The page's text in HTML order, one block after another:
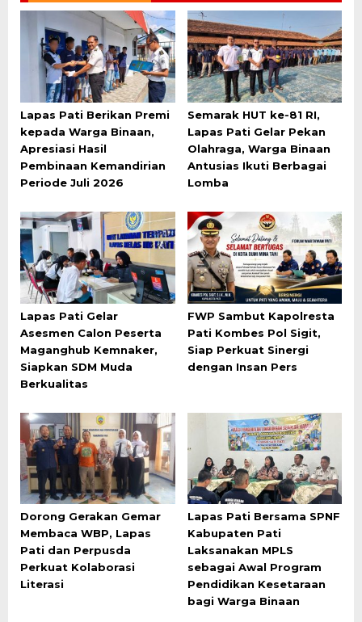
Lapas Pati Berikan Premi
kepada Warga Binaan,
Apresiasi Hasil
Pembinaan Kemandirian
Periode Juli 2026
Semarak HUT ke-81 RI,
Lapas Pati Gelar Pekan
Olahraga, Warga Binaan
Antusias Ikuti Berbagai
Lomba
Lapas Pati Gelar
Asesmen Calon Peserta
Maganghub Kemnaker,
Siapkan SDM Muda
Berkualitas
FWP Sambut Kapolresta
Pati Kombes Pol Sigit,
Siap Perkuat Sinergi
dengan Insan Pers
Dorong Gerakan Gemar
Membaca WBP, Lapas
Pati dan Perpusda
Perkuat Kolaborasi
Literasi
Lapas Pati Bersama SPNF
Kabupaten Pati
Laksanakan MPLS
sebagai Awal Program
Pendidikan Kesetaraan
bagi Warga Binaan